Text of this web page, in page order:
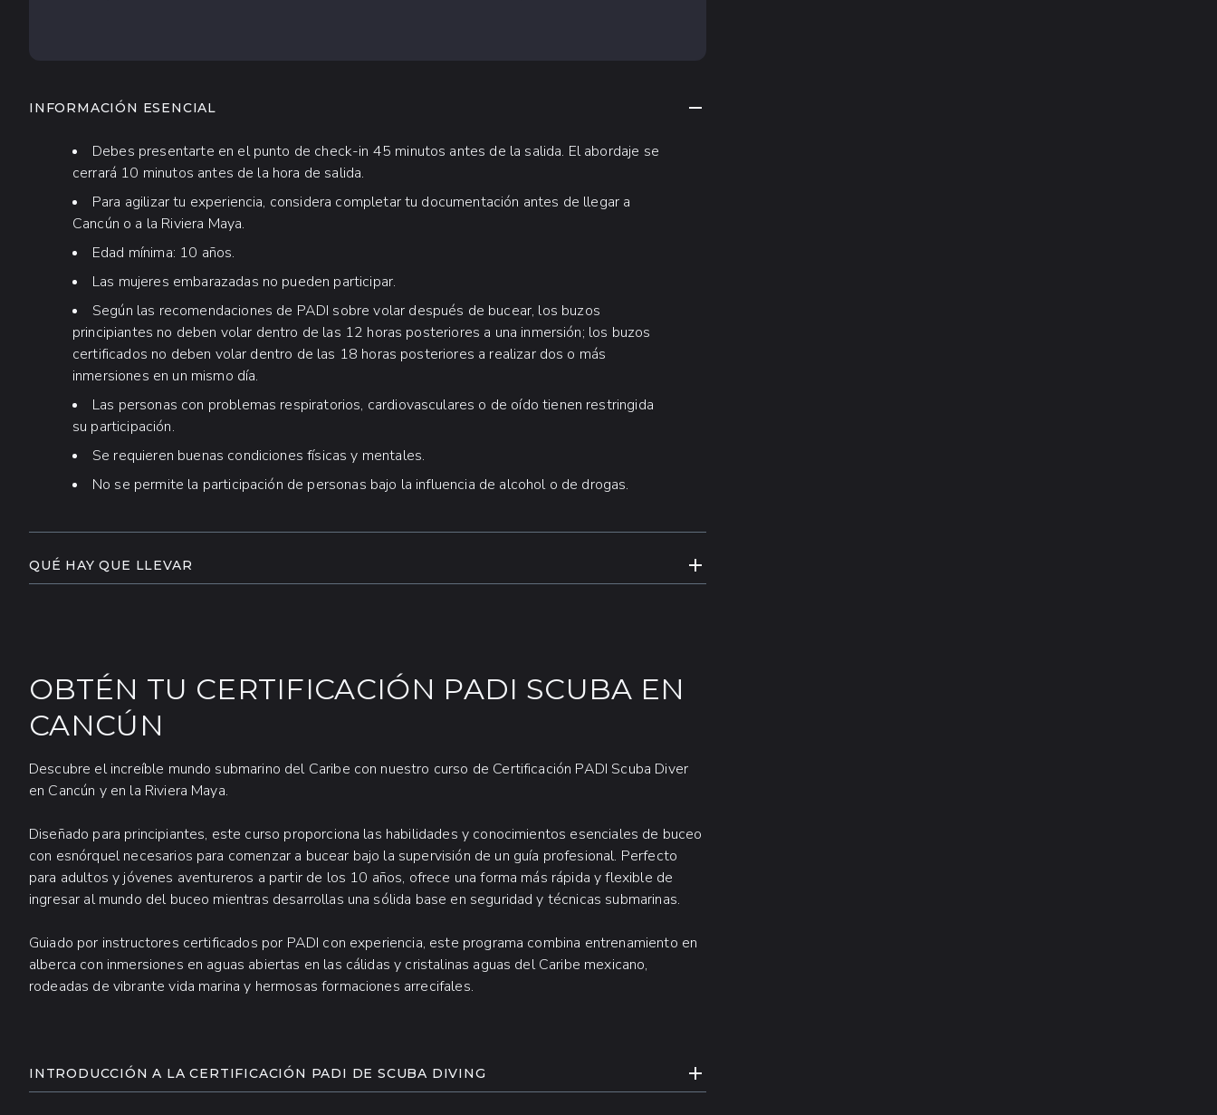
INFORMACIÓN ESENCIAL CONTRAER CONTENIDO
Debes presentarte en el punto de check-in 45 minutos antes de la salida. El abordaje se
cerrará 10 minutos antes de la hora de salida.
Para agilizar tu experiencia, considera completar tu documentación antes de llegar a
Cancún o a la Riviera Maya.
Edad mínima: 10 años.
Las mujeres embarazadas no pueden participar.
Según las recomendaciones de PADI sobre volar después de bucear, los buzos
principiantes no deben volar dentro de las 12 horas posteriores a una inmersión; los buzos
certificados no deben volar dentro de las 18 horas posteriores a realizar dos o más
inmersiones en un mismo día.
Las personas con problemas respiratorios, cardiovasculares o de oído tienen restringida
su participación.
Se requieren buenas condiciones físicas y mentales.
No se permite la participación de personas bajo la influencia de alcohol o de drogas.
QUÉ HAY QUE LLEVAR EXPANDIR CONTENIDO
OBTÉN TU CERTIFICACIÓN PADI SCUBA EN
CANCÚN
Descubre el increíble mundo submarino del Caribe con nuestro curso de Certificación PADI Scuba Diver
en Cancún y en la Riviera Maya.
Diseñado para principiantes, este curso proporciona las habilidades y conocimientos esenciales de buceo
con esnórquel necesarios para comenzar a bucear bajo la supervisión de un guía profesional. Perfecto
para adultos y jóvenes aventureros a partir de los 10 años, ofrece una forma más rápida y flexible de
ingresar al mundo del buceo mientras desarrollas una sólida base en seguridad y técnicas submarinas.
Guiado por instructores certificados por PADI con experiencia, este programa combina entrenamiento en
alberca con inmersiones en aguas abiertas en las cálidas y cristalinas aguas del Caribe mexicano,
rodeadas de vibrante vida marina y hermosas formaciones arrecifales.
INFORMACIÓN ADICIONAL
INTRODUCCIÓN A LA CERTIFICACIÓN PADI DE SCUBA DIVING EXPANDIR CONTENIDO